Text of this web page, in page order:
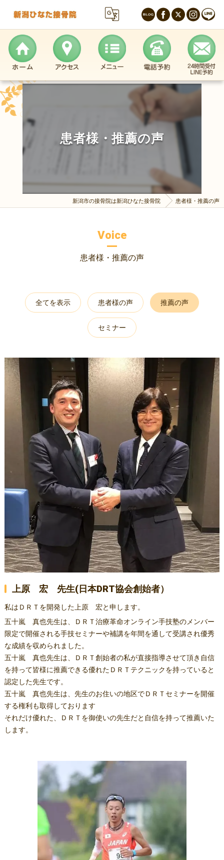
患者様・推薦の声
新潟市の接骨院は新潟ひなた接骨院 患者様・推薦の声
Voice
患者様・推薦の声
全てを表示 患者様の声 推薦の声
セミナー
上原 宏 先生(日本DRT協会創始者）
私はＤＲＴを開発した上原 宏と申します。
五十嵐 真也先生は、ＤＲＴ治療革命オンライン手技塾のメンバー
限定で開催される手技セミナーや補講を年間を通して受講され優秀
な成績を収められました。
五十嵐 真也先生は、ＤＲＴ創始者の私が直接指導させて頂き自信
を持って皆様に推薦できる優れたＤＲＴテクニックを持っていると
認定した先生です。
五十嵐 真也先生は、先生のお住いの地区でＤＲＴセミナーを開催
する権利も取得しております
それだけ優れた、ＤＲＴを御使いの先生だと自信を持って推薦いた
します。